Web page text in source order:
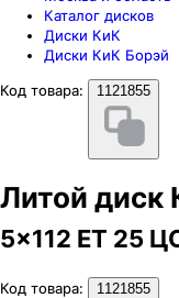
Каталог дисков
Диски КиК
Диски КиК Борэй
Код товара:
1121855
Литой диск
5x112 ЕТ 25
Код товара: 1121855